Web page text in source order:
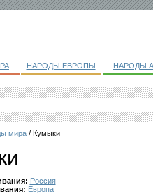
НАРОДЫ ЕВРОПЫ НАРОДЫ
мира/ Кумыки
Россия
Европа